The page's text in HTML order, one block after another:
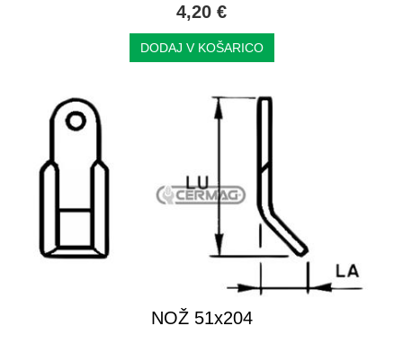
4,20 €
DODAJ V KOŠARICO
NOŽ 51x204